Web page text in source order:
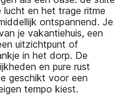
en het trage ritme
ontspannend. Je
je vakantiehuis, een
uitzichtpunt of
in het dorp. De
en pure rust
geschikt voor een
tempo kiest.